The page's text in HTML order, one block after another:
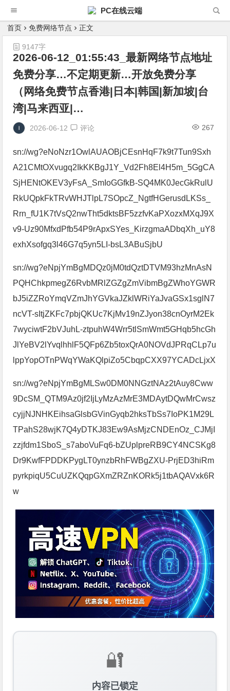
PC在线云端
首页 免费网络节点 正文
2026-06-12_01:55:43_最新网络节点地址
免费分享…不定期更新…开放免费分享
（网络免费节点香港|日本|韩国|新加坡|台
湾|马来西亚|…
2026-06-12 评论 267
9147字
sn://wg?eNoNzr1OwlAUAOBjCEsnHqF7k9t7Tun9Sxh
A21CMtOXvugq2IkKKBgJ1Y_Vd2Fh8El4H5m_5GgCA
SjHENtOKEV3yFsA_SmIoGGfkB-SQ4MK0JecGkRulU
RkUQpkFkTRvWHJTlpL7SOpcZ_NgtfHGerusdLKSs_
Rrn_fU1K7tVsQ2nwTht5dktsBF5zzfvKaPXozxMXqJ9X
v9-Uz90MfxdPfb54P9rApxSYes_KirzgmaADbqXh_uY8
exhXsofgq3l46G7q5yn5LI-bsL3ABuSjbU
sn://wg?eNpjYmBgMDQz0jM0tdQztDTVM93hzMnAsN
PQHChkpmegZ6RvbMRlZGZgZmVibmBgZWhoYGWR
bJ5iZZRoYmqVZmJhYGVkaJZklWRiYaJvaGSx1sglN7
ncVT-sItjZKFc7pbjQKUc7KjMv19nZJyon38cnOyrM2Ek
7wyciwtF2bVJuhL-ztpuhW4Wrr5tlSmWmt5GHqb5hcGh
JlYeBV2lYvqlhhlF5QFp6Zb5toxQrA0NOVdJPRqCLp7u
lppYopOTnPWqYWaKQlpiZo5CbqpCXX97YCADcLjxX
sn://wg?eNpjYmBgMLSw0DM0NNGztNAz2tAuy8Cww
9DcSM_QTM9Az0jf2IjLyMzAzMrE3MDAytDQwMrCwsz
cyjjNJNHKEihsaGlsbGVinGyqb2hksTbSs7IoPK1M29L
TPahS28wjK7Q4yDTKJ83Ew9AsMjzCNDEnOz_CJMjI
zzjfdm1SboS_s7aboVuFq6-bZUplpreRB9CY4NCSKg8
Dr9KwfFPDDKPygLT0ynzbRhFWBgZXU-PrjED3hiRm
pyrkpiqU5CuUZKQqpGXmZRZnKORk5j1tbAQAVxk6R
w
🔐
内容已锁定